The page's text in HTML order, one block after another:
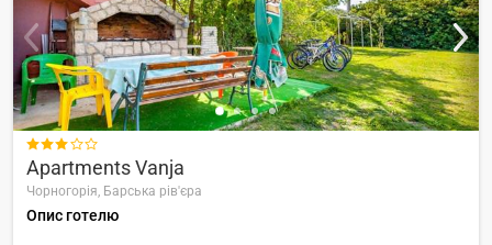

Apartments Vanja
Чорногорія, Барська рів'єра
Опис готелю